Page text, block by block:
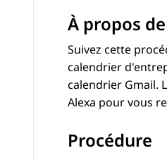
À propos
Suivez cette
calendrier
calendrier Gmail.
Alexa pour vous
Procédure